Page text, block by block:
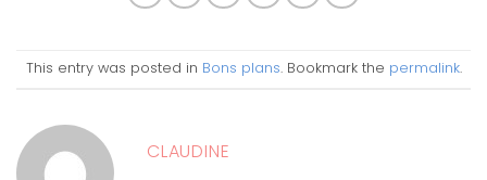
This entry was posted in Bons plans. Bookmark the permalink.
CLAUDINE